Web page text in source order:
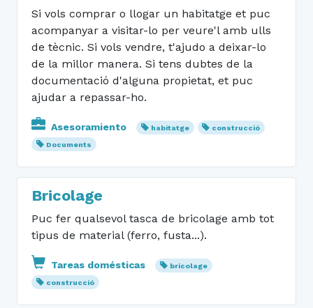
Si vols comprar o llogar un habitatge et puc
acompanyar a visitar-lo per veure'l amb ulls
de tècnic. Si vols vendre, t'ajudo a deixar-lo
de la millor manera. Si tens dubtes de la
documentació d'alguna propietat, et puc
ajudar a repassar-ho.
Asesoramiento habitatge
construcció
Documents
Bricolage
Puc fer qualsevol tasca de bricolage amb tot
tipus de material (ferro, fusta...).
Tareas domésticas
bricolage
construcció